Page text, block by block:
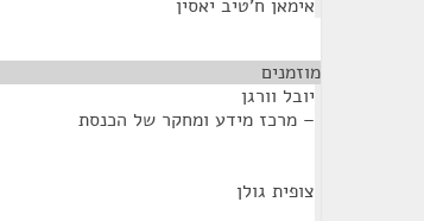
אימאן ח'טיב יאסין
מוזמנים
יובל וורגן
– מרכז מידע ומחקר של הכנסת
צופית גולן